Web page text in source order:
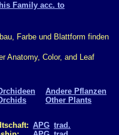
Family acc. to
Farbe und Blattform finden
Anatomy, Color, and Leaf
Andere Pflanzen
Other Plants
APG trad.